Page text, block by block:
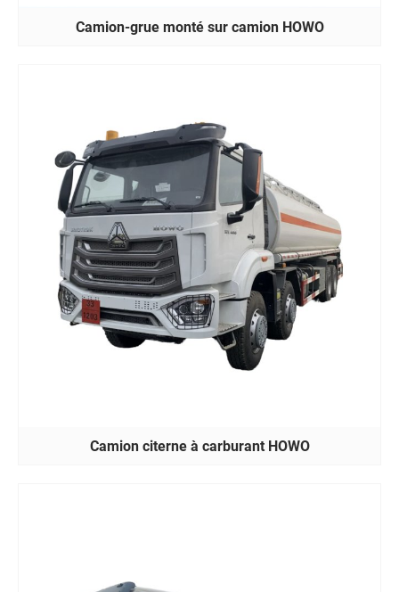
Camion-grue monté sur camion HOWO
Camion citerne à carburant HOWO